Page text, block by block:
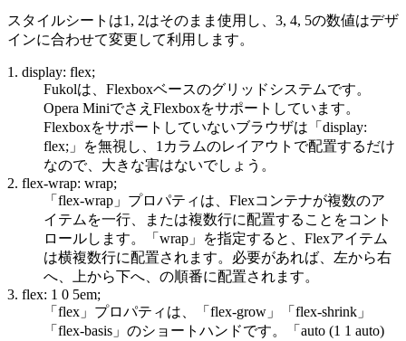
スタイルシートは1, 2はそのまま使用し、3, 4, 5の数値はデザ
インに合わせて変更して利用します。
1. display: flex;
Fukolは、Flexboxベースのグリッドシステムです。
Opera MiniでさえFlexboxをサポートしています。
Flexboxをサポートしていないブラウザは「display:
flex;」を無視し、1カラムのレイアウトで配置するだけ
なので、大きな害はないでしょう。
2. flex-wrap: wrap;
「flex-wrap」プロパティは、Flexコンテナが複数のア
イテムを一行、または複数行に配置することをコント
ロールします。「wrap」を指定すると、Flexアイテム
は横複数行に配置されます。必要があれば、左から右
へ、上から下へ、の順番に配置されます。
3. flex: 1 0 5em;
「flex」プロパティは、「flex-grow」「flex-shrink」
「flex-basis」のショートハンドです。「auto (1 1 auto)